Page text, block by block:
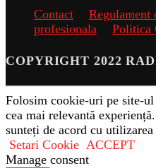
Contact Regulament
profesionala
Politica
COPYRIGHT 2022
Folosim cookie-uri pe site-
cea mai relevantă
sunteți de acord cu
Setari Cookie ACCEPT
Manage consent